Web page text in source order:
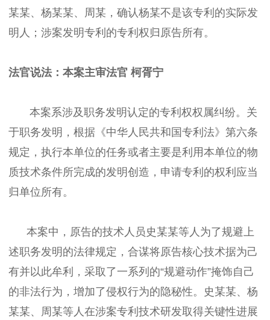
某某、杨某某、周某，确认杨某不是该专利的实际发
明人；涉案发明专利的专利权归原告所有。
法官说法： 本案主审法官 柯胥宁
本案系涉及职务发明认定的专利权权属纠纷。关
于职务发明，根据《中华人民共和国专利法》第六条
规定，执行本单位的任务或者主要是利用本单位的物
质技术条件所完成的发明创造，申请专利的权利应当
归单位所有。
本案中，原告的技术人员史某某等人为了规避上
述职务发明的法律规定，合谋将原告核心技术据为己
有并以此牟利，采取了一系列的“规避动作”掩饰自己
的非法行为，增加了侵权行为的隐秘性。史某某、杨
某某、周某等人在涉案专利技术研发取得关键性进展